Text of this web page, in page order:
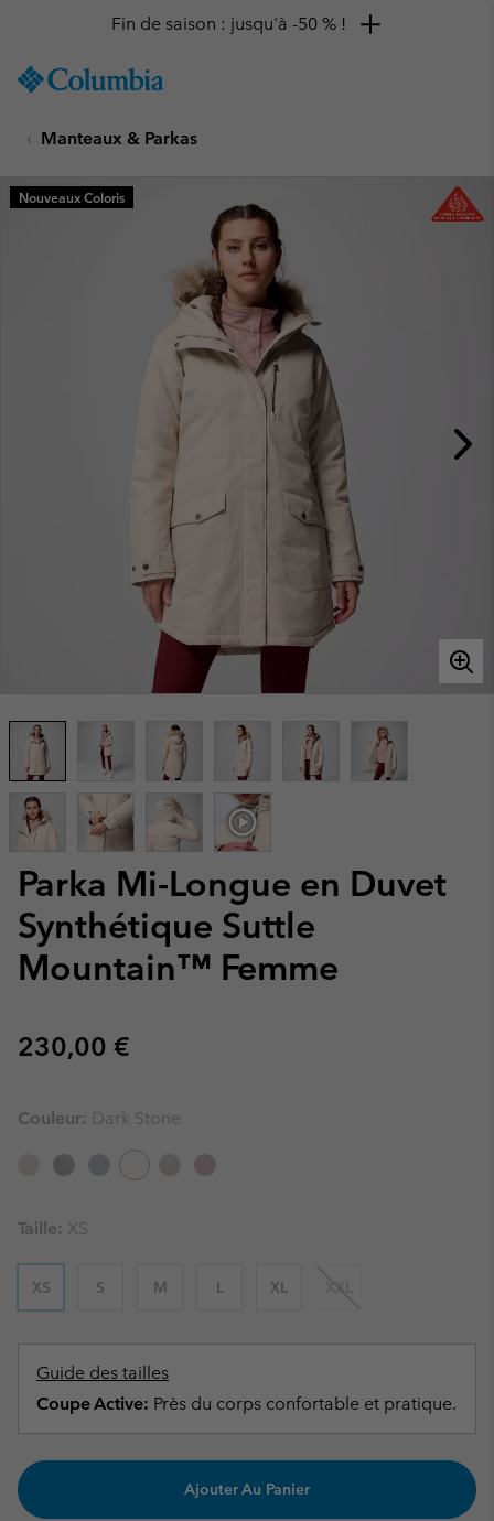
TO
SKIP
MAIN
NAV
Fin de saison : jusqu'à -50 % !
Manteaux & Parkas
Parka Mi-Longue en Duvet
Synthétique Suttle
Mountain™ Femme
Regular price:
230,00 €
Nouveaux Coloris
Couleur: Dark Stone
Taille: XS
XS S M L XL XXL
Guide des tailles
Coupe Active: Près du corps confortable et pratique.
Ajouter Au Panier